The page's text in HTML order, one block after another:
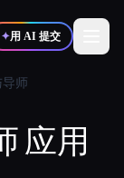
✦用 AI 提交
师
应用